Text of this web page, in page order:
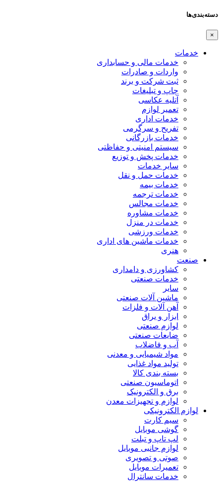
دسته‌بندی‌ها
×
خدمات
خدمات مالی و حسابداری
واردات و صادرات
ثبت شرکت و برند
چاپ و تبلیغات
آتلیه عکاسی
تعمیر لوازم
خدمات اداری
تفریح و سرگرمی
خدمات بازرگانی
سیستم امنیتی و حفاظتی
خدمات پخش و توزیع
سایر خدمات
خدمات حمل و نقل
خدمات بیمه
خدمات ترجمه
خدمات مجالس
خدمات مشاوره
خدمات در منزل
خدمات ورزشی
خدمات ماشین های اداری
هنری
صنعت
کشاورزی و دامداری
خدمات صنعتی
سایر
ماشین آلات صنعتی
آهن آلات و فلزات
ابزار و یراق
لوازم صنعتی
ضایعات صنعتی
آب و فاضلاب
مواد شیمیایی و معدنی
تولید مواد غذایی
بسته بندی کالا
اتوماسیون صنعتی
برق و الکترونیک
لوازم و تجهیزات معدن
لوازم الکترونیکی
سیم کارت
گوشی موبایل
لپ تاپ و تبلت
لوازم جانبی موبایل
صوتی و تصویری
تعمیرات موبایل
خدمات سانترال